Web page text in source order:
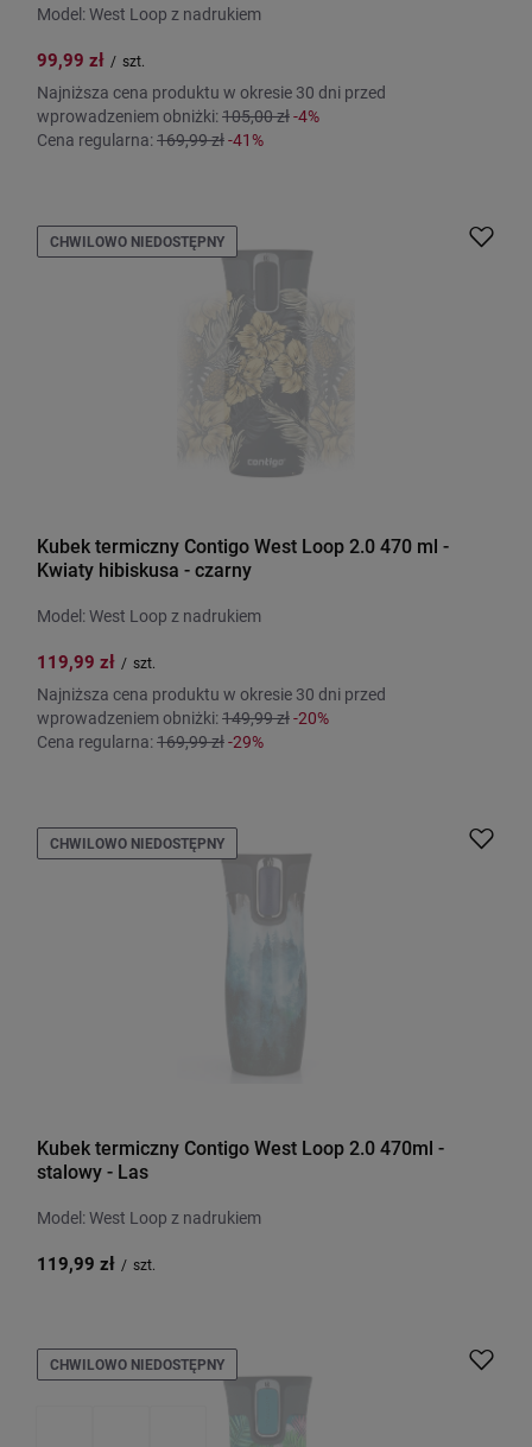
Model: West Loop z nadrukiem
99,99 zł / szt.
Najniższa cena produktu w okresie 30 dni przed
wprowadzeniem obniżki:105,00 zł-4%
Cena regularna:169,99 zł-41%
CHWILOWO NIEDOSTĘPNY
Kubek termiczny Contigo West Loop 2.0 470 ml -
Kwiaty hibiskusa - czarny
Model: West Loop z nadrukiem
119,99 zł / szt.
Najniższa cena produktu w okresie 30 dni przed
wprowadzeniem obniżki:149,99 zł-20%
Cena regularna:169,99 zł-29%
CHWILOWO NIEDOSTĘPNY
Kubek termiczny Contigo West Loop 2.0 470ml -
stalowy - Las
Model: West Loop z nadrukiem
119,99 zł / szt.
CHWILOWO NIEDOSTĘPNY